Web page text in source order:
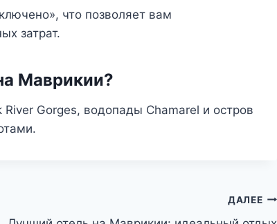
что позволяет вам
затрат.
Маврикии?
Gorges, водопады Chamarel и остров
ДАЛЕЕ